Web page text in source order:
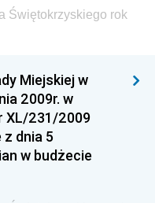
i Polityki
Państwowych
i Głównego
Świętokrzyskiego rok
Miejskiej w
2009r. w
XL/231/2009
z dnia 5
w budżecie